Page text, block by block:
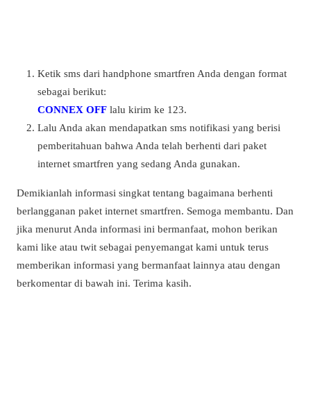
Ketik sms dari handphone smartfren Anda dengan format
sebagai berikut:
CONNEX OFF lalu kirim ke 123.
Lalu Anda akan mendapatkan sms notifikasi yang berisi
pemberitahuan bahwa Anda telah berhenti dari paket
internet smartfren yang sedang Anda gunakan.
Demikianlah informasi singkat tentang bagaimana berhenti
berlangganan paket internet smartfren. Semoga membantu. Dan
jika menurut Anda informasi ini bermanfaat, mohon berikan
kami like atau twit sebagai penyemangat kami untuk terus
memberikan informasi yang bermanfaat lainnya atau dengan
berkomentar di bawah ini. Terima kasih.